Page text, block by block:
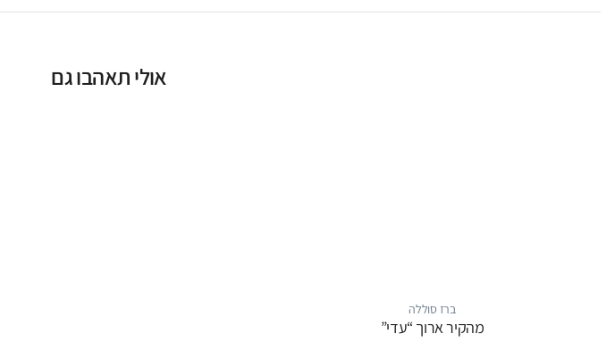
אולי תאהבו גם
ברז סוללה
מהקיר ארוך “עדי”